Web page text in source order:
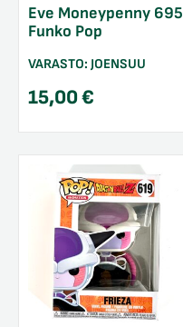
Eve Moneypenny 695
Funko Pop
VARASTO: JOENSUU
15,00€